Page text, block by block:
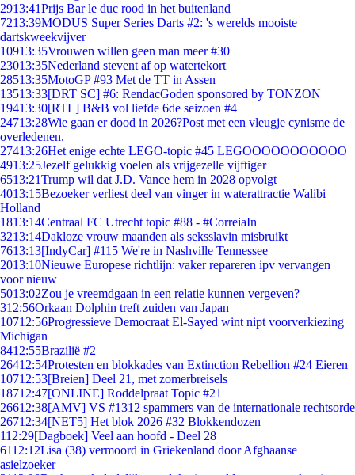
2913:41Prijs Bar le duc rood in het buitenland
7213:39MODUS Super Series Darts #2: 's werelds mooiste
dartskweekvijver
10913:35Vrouwen willen geen man meer #30
23013:35Nederland stevent af op watertekort
28513:35MotoGP #93 Met de TT in Assen
13513:33[DRT SC] #6: RendacGoden sponsored by TONZON
19413:30[RTL] B&B vol liefde 6de seizoen #4
24713:28Wie gaan er dood in 2026?Post met een vleugje cynisme de
overledenen.
27413:26Het enige echte LEGO-topic #45 LEGOOOOOOOOOOO
4913:25Jezelf gelukkig voelen als vrijgezelle vijftiger
6513:21Trump wil dat J.D. Vance hem in 2028 opvolgt
4013:15Bezoeker verliest deel van vinger in waterattractie Walibi
Holland
1813:14Centraal FC Utrecht topic #88 - #CorreiaIn
3213:14Dakloze vrouw maanden als seksslavin misbruikt
7613:13[IndyCar] #115 We're in Nashville Tennessee
2013:10Nieuwe Europese richtlijn: vaker repareren ipv vervangen
voor nieuw
5013:02Zou je vreemdgaan in een relatie kunnen vergeven?
312:56Orkaan Dolphin treft zuiden van Japan
10712:56Progressieve Democraat El-Sayed wint nipt voorverkiezing
Michigan
8412:55Brazilië #2
26412:54Protesten en blokkades van Extinction Rebellion #24 Eieren
10712:53[Breien] Deel 21, met zomerbreisels
18712:47[ONLINE] Roddelpraat Topic #21
26612:38[AMV] VS #1312 spammers van de internationale rechtsorde
26712:34[NET5] Het blok 2026 #32 Blokkendozen
112:29[Dagboek] Veel aan hoofd - Deel 28
6112:12Lisa (38) vermoord in Griekenland door Afghaanse
asielzoeker